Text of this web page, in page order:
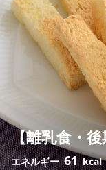
【離乳食・
エネルギー61 kcal